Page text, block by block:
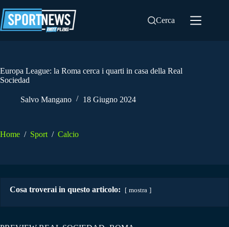
al
contenuto
Cerca
Europa League: la Roma cerca i quarti in casa della Real
Sociedad
Salvo Mangano 18 Giugno 2024
Home / Sport / Calcio
Cosa troverai in questo articolo: mostra